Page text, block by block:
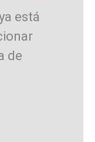
está
de